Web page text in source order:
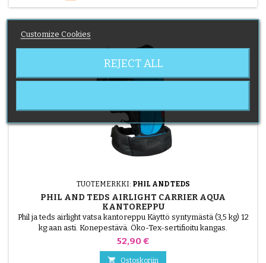
TUOTEMERKKI: PHIL AND TEDS
PHIL AND TEDS AIRLIGHT CARRIER AQUA
KANTOREPPU
Phil ja teds airlight vatsa kantoreppu Käyttö syntymästä (3,5 kg) 12
kg:aan asti. Konepestävä. Öko-Tex-sertifioitu kangas.
Hinta
52,90 €
 Ostoskoriin
Customize Cookies
REJECT ALL